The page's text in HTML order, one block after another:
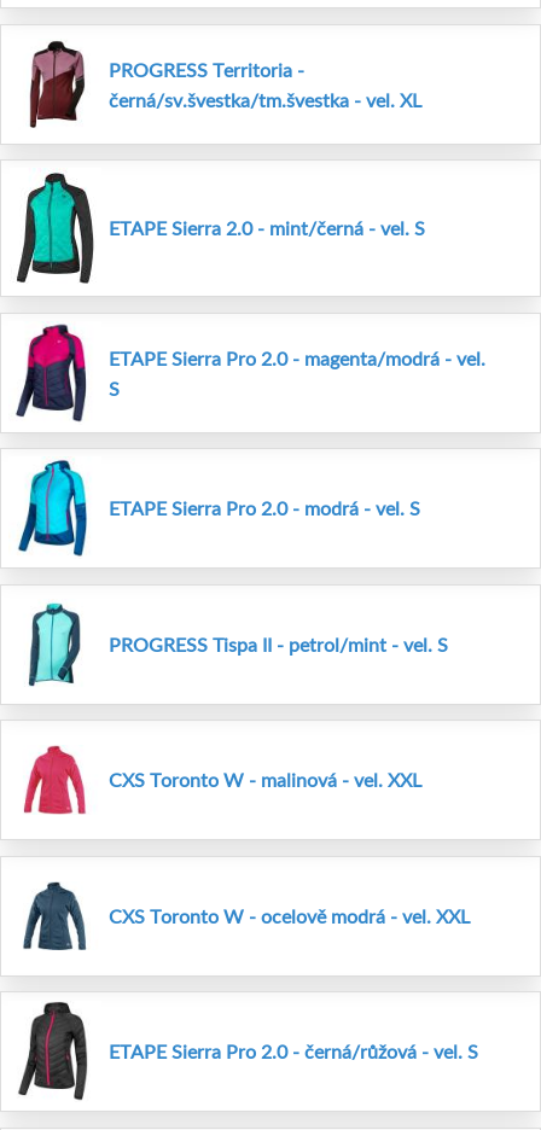
PROGRESS Territoria -
černá/sv.švestka/tm.švestka - vel. XL
ETAPE Sierra 2.0 - mint/černá - vel. S
ETAPE Sierra Pro 2.0 - magenta/modrá - vel.
S
ETAPE Sierra Pro 2.0 - modrá - vel. S
PROGRESS Tispa II - petrol/mint - vel. S
CXS Toronto W - malinová - vel. XXL
CXS Toronto W - ocelově modrá - vel. XXL
ETAPE Sierra Pro 2.0 - černá/růžová - vel. S